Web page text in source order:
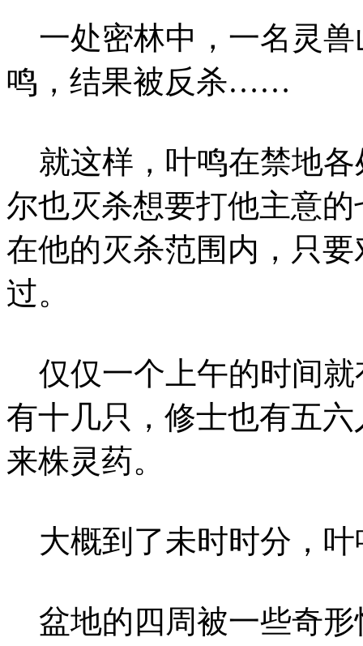
一处密林中，一名灵兽
鸣，结果被反杀……
就这样，叶鸣在禁地各
尔也灭杀想要打他主意
在他的灭杀范围内，只
过。
仅仅一个上午的时间就
有十几只，修士也有五
来株灵药。
大概到了未时时分，叶
盆地的四周被一些奇形